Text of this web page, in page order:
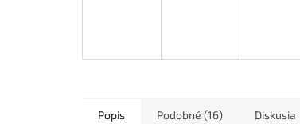
Popis Podobné (16) Diskusia